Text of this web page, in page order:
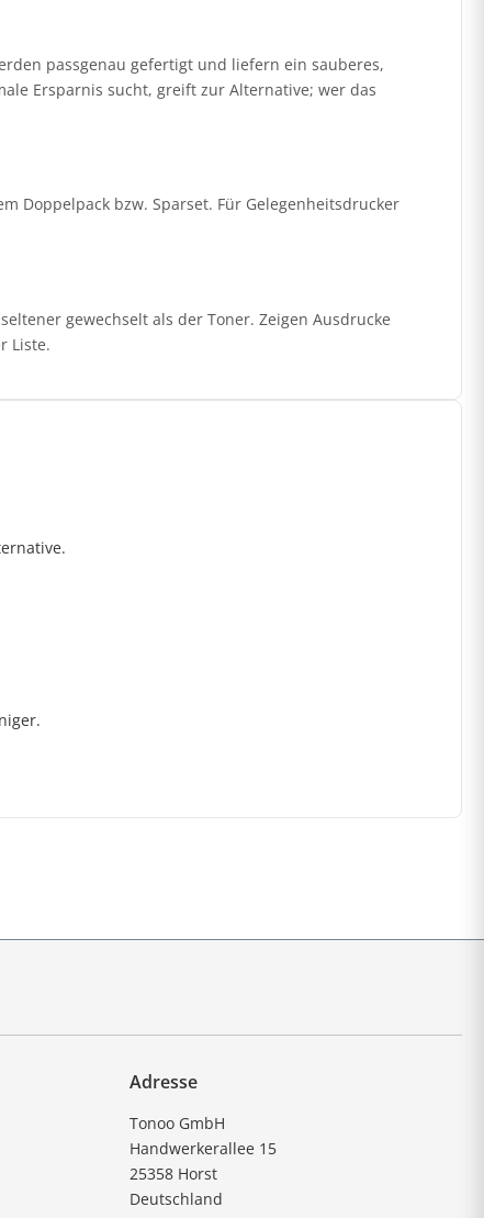
passgenau gefertigt und liefern ein sauberes,
Ersparnis sucht, greift zur Alternative; wer das
Doppelpack bzw. Sparset. Für Gelegenheitsdrucker
gewechselt als der Toner. Zeigen Ausdrucke
Liste.
Adresse
Tonoo GmbH
Handwerkerallee 15
25358 Horst
Deutschland